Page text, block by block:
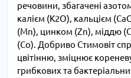
речовини, збагачені
калієм (K2O), кальцієм
(Mn), цинком (Zn), міддю
(Co). Добриво Стимовіт
цвітінню, зміцнює
грибкових та